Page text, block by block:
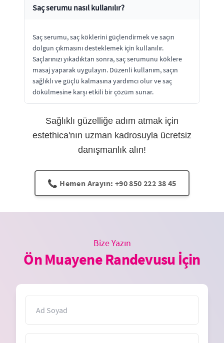
Saç serumu nasıl kullanılır?
Saç serumu, saç köklerini güçlendirmek ve saçın
dolgun çıkmasını desteklemek için kullanılır.
Saçlarınızı yıkadıktan sonra, saç serumunu köklere
masaj yaparak uygulayın. Düzenli kullanım, saçın
sağlıklı ve güçlü kalmasına yardımcı olur ve saç
dökülmesine karşı etkili bir çözüm sunar.
Sağlıklı güzelliğe adım atmak için
estethica'nın uzman kadrosuyla ücretsiz
danışmanlık alın!
📞 Hemen Arayın: +90 850 222 38 45
Bize Yazın
Ön Muayene Randevusu İçin